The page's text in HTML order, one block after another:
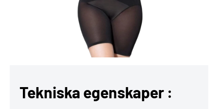
Tekniska egenskaper :